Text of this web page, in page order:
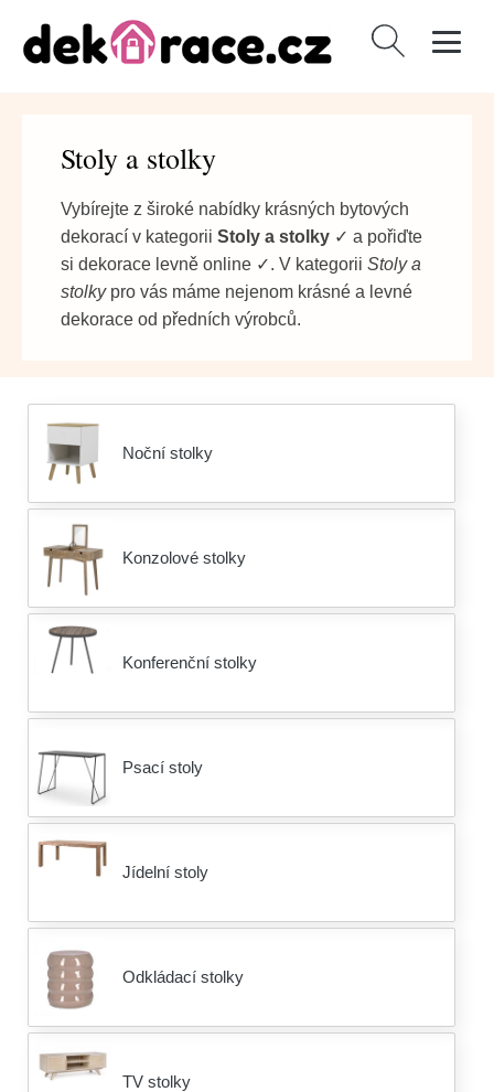
Vyhledávání
Stoly a stolky
Vybírejte z široké nabídky krásných bytových
dekorací v kategorii Stoly a stolky ✓ a pořiďte
si dekorace levně online ✓. V kategorii Stoly a
stolkypro vás máme nejenom krásné a levné
dekorace od předních výrobců.
Noční stolky
Konzolové stolky
Konferenční stolky
Psací stoly
Jídelní stoly
Odkládací stolky
TV stolky